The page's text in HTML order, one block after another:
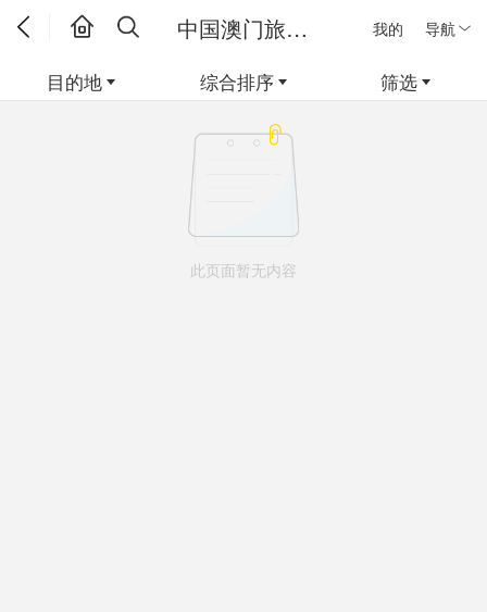
我的 导航
中国澳门旅游线路
目的地 综合排序 筛选
此页面暂无内容